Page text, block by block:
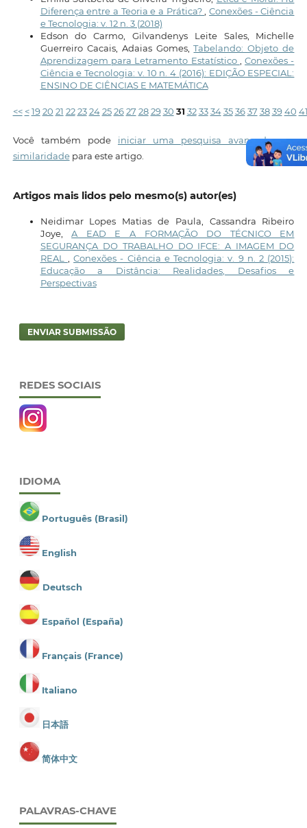
Diferença entre a Teoria e a Prática?
,Conexões - Ciência
e Tecnologia: v. 12 n. 3 (2018)
Edson do Carmo, Gilvandenys Leite Sales, Michelle
Guerreiro Cacais, Adaias Gomes,Tabelando: Objeto de
Aprendizagem para Letramento Estatístico
,Conexões -
Ciência e Tecnologia: v. 10 n. 4 (2016): EDIÇÃO ESPECIAL:
ENSINO DE CIÊNCIAS E MATEMÁTICA
<< < 19 20 21 22 23 24 25 26 27 28 29 30 31 32 33 34 35 36 37 38 39 40
Você também pode iniciar uma pesquisa avançada por
similaridadepara este artigo.
Artigos mais lidos pelo mesmo(s) autor(es)
Neidimar Lopes Matias de Paula, Cassandra Ribeiro
Joye,A EAD E A FORMAÇÃO DO TÉCNICO EM
SEGURANÇA DO TRABALHO DO IFCE: A IMAGEM DO
REAL
,Conexões - Ciência e Tecnologia: v. 9 n. 2 (2015):
Educação a Distância: Realidades, Desafios e
Perspectivas
ENVIAR SUBMISSÃO
REDES SOCIAIS
IDIOMA
Português (Brasil)
English
Deutsch
Español (España)
Français (France)
Italiano
日本語
简体中文
PALAVRAS-CHAVE